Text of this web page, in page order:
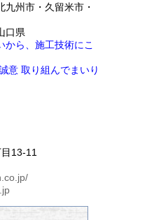
州市・久留米市・
口県
から、施工技術にこ
意 取り組んでまいり
13-11